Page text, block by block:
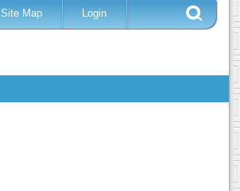
Site Map Login